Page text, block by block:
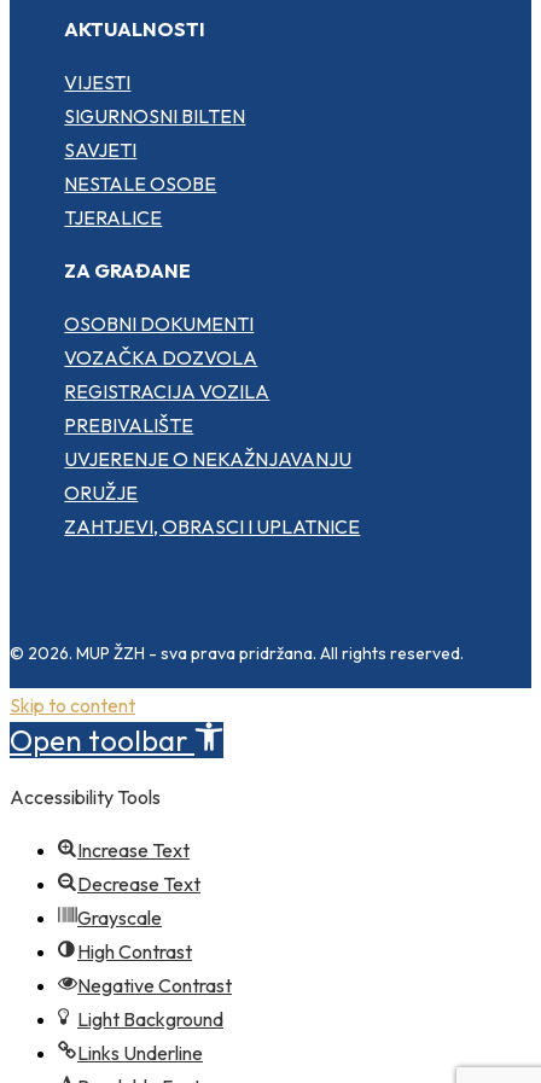
AKTUALNOSTI
VIJESTI
SIGURNOSNI BILTEN
SAVJETI
NESTALE OSOBE
TJERALICE
ZA GRAĐANE
OSOBNI DOKUMENTI
VOZAČKA DOZVOLA
REGISTRACIJA VOZILA
PREBIVALIŠTE
UVJERENJE O NEKAŽNJAVANJU
ORUŽJE
ZAHTJEVI, OBRASCI I UPLATNICE
© 2026. MUP ŽZH - sva prava pridržana. All rights reserved.
Skip to content
Open toolbar
Accessibility Tools
Increase Text
Decrease Text
Grayscale
High Contrast
Negative Contrast
Light Background
Links Underline